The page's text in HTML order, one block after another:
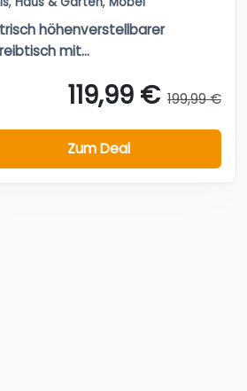
höhenverstellbarer
mit...
119,99 € 199,99 €
Zum Deal